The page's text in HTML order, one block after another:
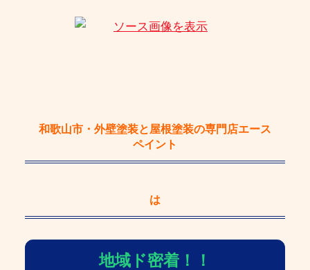
和歌山市・外壁塗装と屋根塗装の専門店エース
ペイント
は
地域ド密着！！